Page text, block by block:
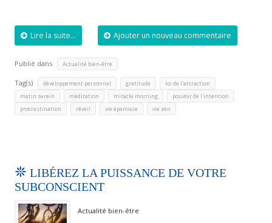
Lire la suite... Ajouter un nouveau commentaire
Publié dans Actualité bien-être
Tag(s) développement personnel gratitude loi de l'attraction
matin serein méditation miracle morning pouvoir de l'intention
procrastination réveil vie épanouie vie zen
LIBÉREZ LA PUISSANCE DE VOTRE
SUBCONSCIENT
Actualité bien-être